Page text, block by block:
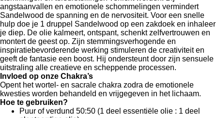
angstaanvallen en emotionele schommelingen vermindert
Sandelwood de spanning en de nervositeit. Voor een snelle
hulp doe je 1 druppel Sandelwood op een zakdoek en inhaleer
je diep. De olie kalmeert, ontspant, schenkt zelfvertrouwen en
montert de geest op. Zijn stemmingsverhogende en
inspiratiebevorderende werking stimuleren de creativiteit en
geeft de fantasie een boost. Hij ondersteunt door zijn sensuele
uitstraling alle creatieve en scheppende processen.
Invloed op onze Chakra’s
Opent het wortel- en sacrale chakra zodra de emotionele
kwesties worden behandeld en vrijgegeven in het lichaam.
Hoe te gebruiken?
Puur of verdund 50:50 (1 deel essentiële olie : 1 deel